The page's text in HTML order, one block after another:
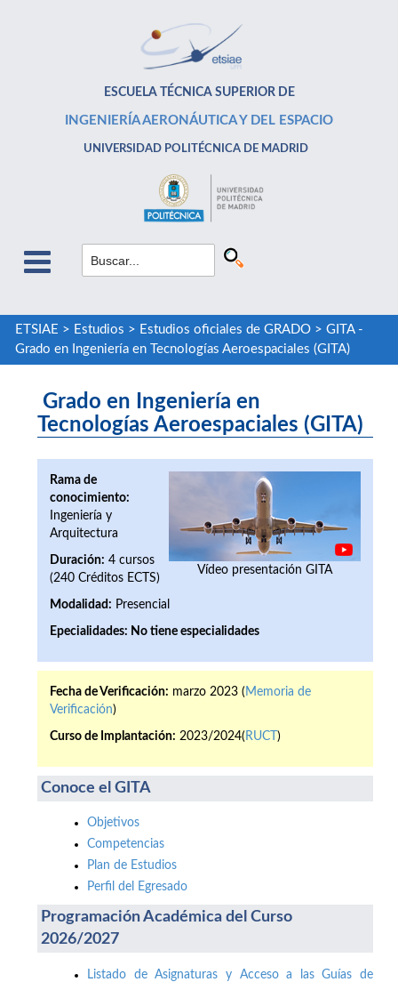
ESCUELA TÉCNICA SUPERIOR DE
INGENIERÍA AERONÁUTICA Y DEL ESPACIO
UNIVERSIDAD POLITÉCNICA DE MADRID
ETSIAE > Estudios > Estudios oficiales de GRADO> GITA -
Grado en Ingeniería en Tecnologías Aeroespaciales (GITA)
Grado en Ingeniería en
Tecnologías Aeroespaciales (GITA)
Vídeo presentación GITA
Rama de
conocimiento:
Ingeniería y
Arquitectura
Duración: 4 cursos
(240 Créditos ECTS)
Modalidad: Presencial
Epecialidades: No tiene especialidades
Fecha de Verificación: marzo 2023 ( Memoria de
Verificación)
Curso de Implantación: 2023/2024( RUCT )
Conoce el GITA
Objetivos
Competencias
Plan de Estudios
Perfil del Egresado
Programación Académica del Curso
2026/2027
Listado de Asignaturas y Acceso a las Guías de